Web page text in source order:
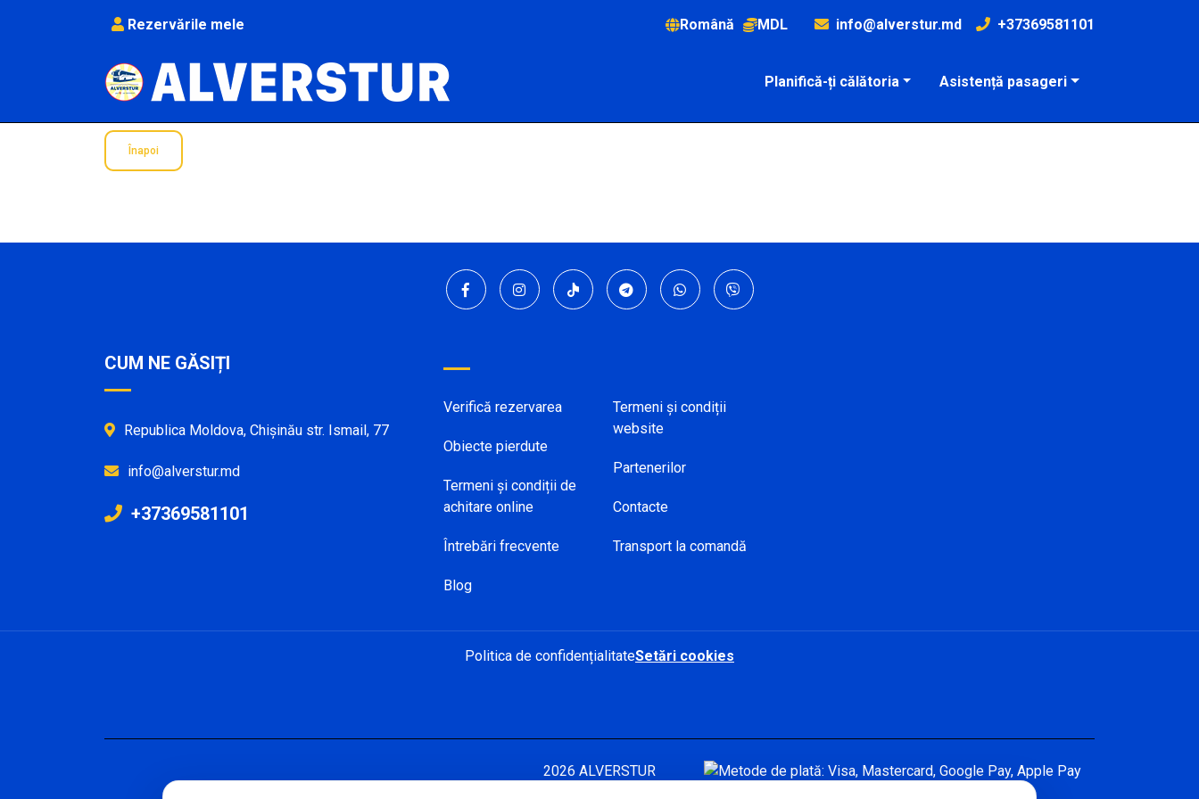
Rezervările mele info@alverstur.md +37369581101
Română MDL
Planifică-ți călătoria Asistență pasageri
Rezervările pentru această plecare sunt închise cu 08:00
Înapoi
CUM NE GĂSIȚI
Republica Moldova, Chișinău str. Ismail, 77
info@alverstur.md
+37369581101
Verifică rezervarea
Obiecte pierdute
Termeni și condiții de
achitare online
Întrebări frecvente
Blog
Termeni și condiții
website
Partenerilor
Contacte
Transport la comandă
Politica de confidențialitateSetări cookies
2026 ALVERSTUR